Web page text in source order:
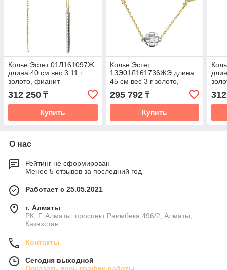
Колье Эстет 01Л161097Ж
длина 40 см вес 3.11 г
золото, фианит
312 250 ₸
Купить
Колье Эстет
1ЗЭ01Л161736ЖЭ длина
45 см вес 3 г золото,
295 792₸
Купить
О нас
Рейтинг не сформирован
Менее 5 отзывов за последний год
Работает с 25.05.2021
г. Алматы
РК, Г. Алматы, проспект Раимбека 496/2, Алматы,
Казахстан
Контакты
Сегодня выходной